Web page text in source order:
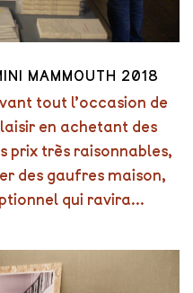
MAMMOUTH 2018
tout l’occasion de
en achetant des
prix très raisonnables,
des gaufres maison,
qui ravira...